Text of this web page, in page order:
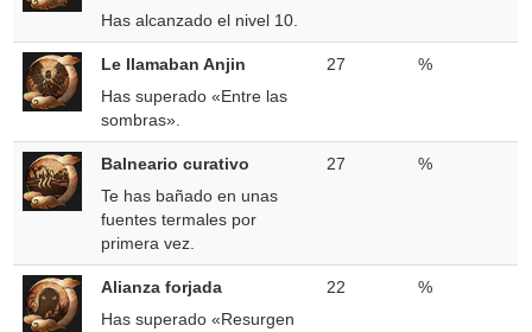
Has alcanzado el nivel 10.
Le llamaban Anjin
Has superado «Entre las
sombras».
27 %
Balneario curativo
Te has bañado en unas
fuentes termales por
primera vez.
27 %
Alianza forjada
Has superado «Resurgen
22 %